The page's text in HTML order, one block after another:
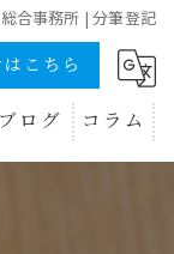
合事務所 | 分筆登記
こちら
ブログ コラム